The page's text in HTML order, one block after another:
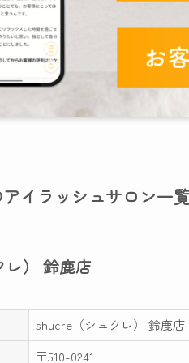
イラッシュサロン一
レ） 鈴鹿店
shucre（シュクレ） 鈴鹿店
〒510-0241